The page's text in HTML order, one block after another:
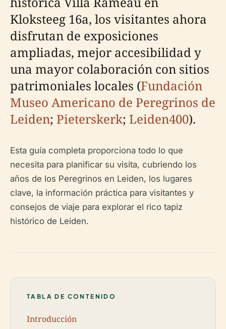
Kloksteeg 16a, los visitantes ahora
disfrutan de exposiciones
ampliadas, mejor accesibilidad y
una mayor colaboración con sitios
patrimoniales locales (Fundación
Museo Americano de Peregrinos de
Leiden; Pieterskerk; Leiden400).
Esta guía completa proporciona todo lo que
necesita para planificar su visita, cubriendo los
años de los Peregrinos en Leiden, los lugares
clave, la información práctica para visitantes y
consejos de viaje para explorar el rico tapiz
histórico de Leiden.
TABLA DE CONTENIDO
Introducción